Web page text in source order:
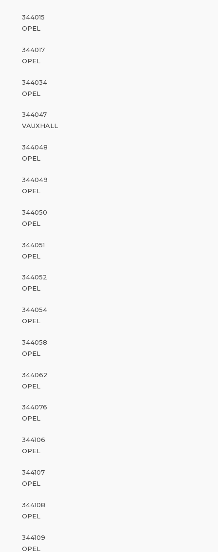
344015
OPEL
344017
OPEL
344034
OPEL
344047
VAUXHALL
344048
OPEL
344049
OPEL
344050
OPEL
344051
OPEL
344052
OPEL
344054
OPEL
344058
OPEL
344062
OPEL
344076
OPEL
344106
OPEL
344107
OPEL
344108
OPEL
344109
OPEL